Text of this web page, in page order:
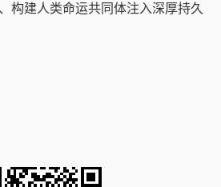
构建人类命运共同体注入深厚持久